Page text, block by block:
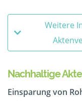
Weitere
Nachhaltige
Einsparung von